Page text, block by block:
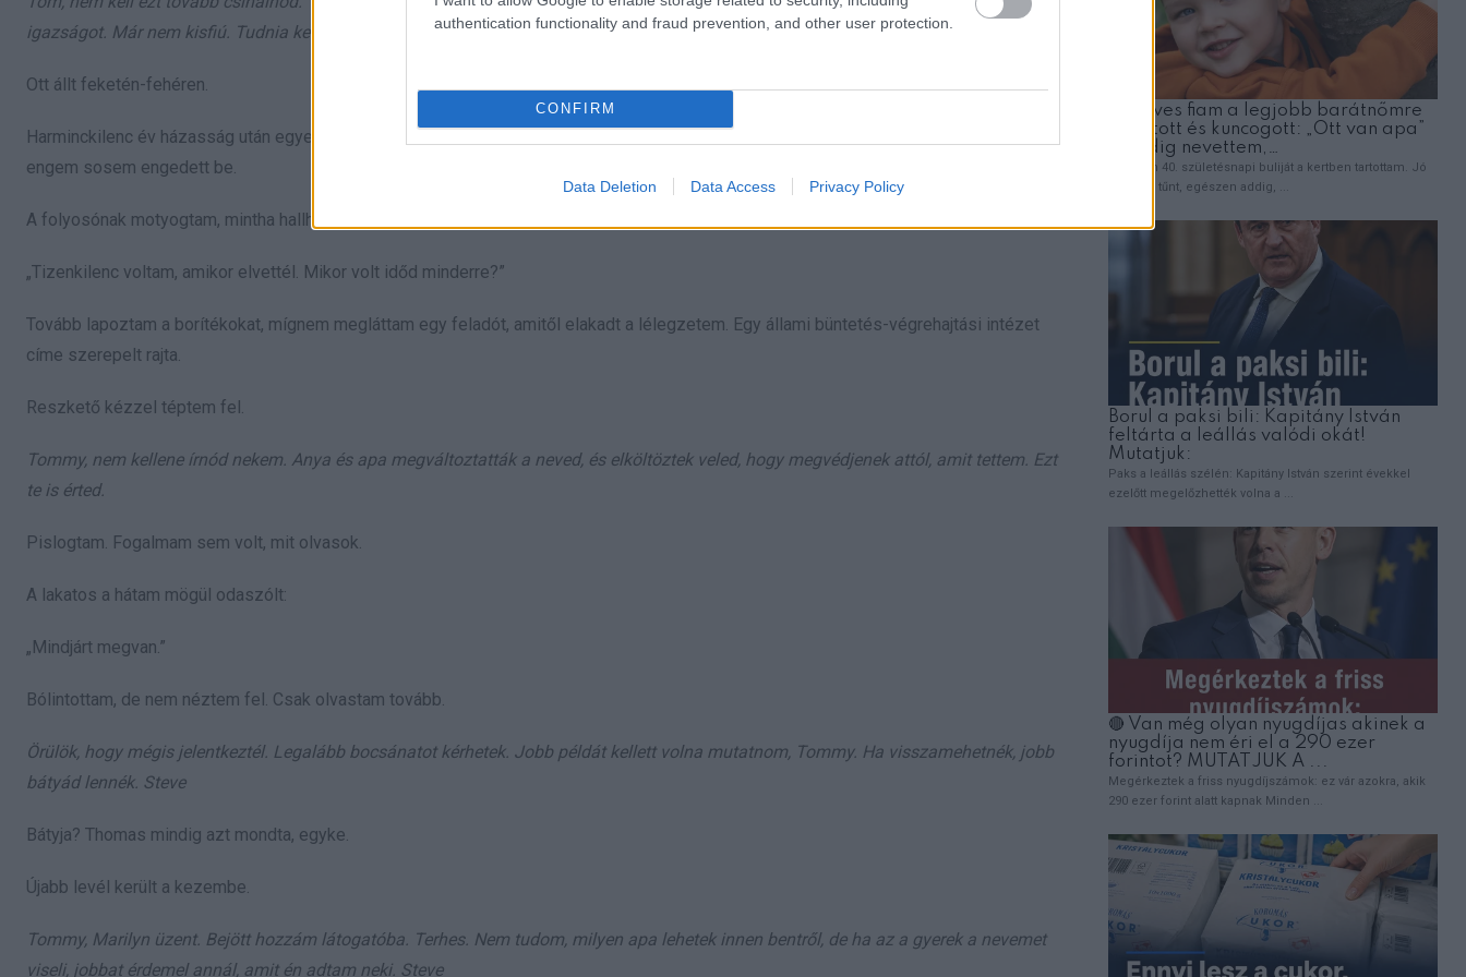
authentication functionality and fraud prevention, and other user protection.
CONFIRM
Data Deletion Data Access Privacy Policy
igazságot. Már nem kisfiú. Tudnia kell, ki vagy neki. Marilyn
Ott állt feketén-fehéren.
Harminckilenc év házasság után egyetlen gondolat ütött szíven: Thomasnak van egy titkos gyereke, és volt egy teljes élete, amibe
engem sosem engedett be.
A folyosónak motyogtam, mintha hallhatna.
„Tizenkilenc voltam, amikor elvettél. Mikor volt időd minderre?”
Tovább lapoztam a borítékokat, mígnem megláttam egy feladót, amitől elakadt a lélegzetem. Egy állami büntetés-végrehajtási intézet
címe szerepelt rajta.
Reszkető kézzel téptem fel.
Tommy, nem kellene írnód nekem. Anya és apa megváltoztatták a neved, és elköltöztek veled, hogy megvédjenek attól, amit tettem. Ezt
te is érted.
Pislogtam. Fogalmam sem volt, mit olvasok.
A lakatos a hátam mögül odaszólt:
„Mindjárt megvan.”
Bólintottam, de nem néztem fel. Csak olvastam tovább.
Örülök, hogy mégis jelentkeztél. Legalább bocsánatot kérhetek. Jobb példát kellett volna mutatnom, Tommy. Ha visszamehetnék, jobb
bátyád lennék. Steve
Bátyja? Thomas mindig azt mondta, egyke.
Újabb levél került a kezembe.
Tommy, Marilyn üzent. Bejött hozzám látogatóba. Terhes. Nem tudom, milyen apa lehetek innen bentről, de ha az a gyerek a nevemet
viseli, jobbat érdemel annál, amit én adtam neki. Steve